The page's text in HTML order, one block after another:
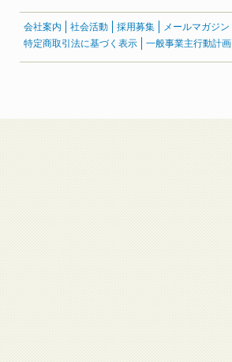
会社案内 社会活動 採用募集 メールマガジン
特定商取引法に基づく表示
一般事業主行動計画